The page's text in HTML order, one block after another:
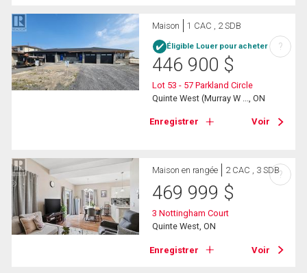
Maison 1 CAC , 2 SDB
Éligible Louer pour acheter
446 900 $
Lot 53 - 57 Parkland Circle
Quinte West (Murray W ..., ON
Enregistrer Voir
?
Maison en rangée 2 CAC , 3 SDB
469 999 $
3 Nottingham Court
Quinte West, ON
Enregistrer Voir
?